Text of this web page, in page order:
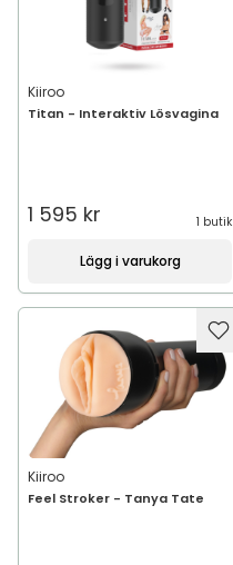
Kiiroo
Titan - Interaktiv Lösvagina
1 595 kr 1 butik
Lägg i varukorg
Kiiroo
Feel Stroker - Tanya Tate